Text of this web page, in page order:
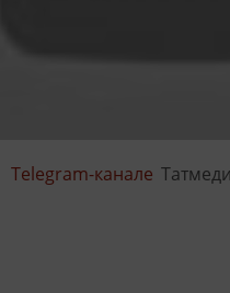
Telegram-канале